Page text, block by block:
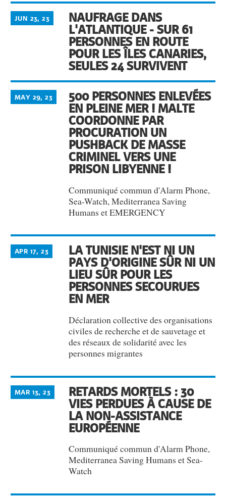
NAUFRAGE DANS
L'ATLANTIQUE - SUR 61
PERSONNES EN ROUTE
POUR LES ÎLES CANARIES,
SEULES 24 SURVIVENT
JUN 23, 23
500 PERSONNES ENLEVÉES
EN PLEINE MER ! MALTE
COORDONNE PAR
PROCURATION UN
PUSHBACK DE MASSE
CRIMINEL VERS UNE
PRISON LIBYENNE !
MAY 29, 23
Communiqué commun d'Alarm Phone,
Sea-Watch, Mediterranea Saving
Humans et EMERGENCY
LA TUNISIE N'EST NI UN
PAYS D'ORIGINE SÛR NI UN
LIEU SÛR POUR LES
PERSONNES SECOURUES
EN MER
APR 17, 23
Déclaration collective des organisations
civiles de recherche et de sauvetage et
des réseaux de solidarité avec les
personnes migrantes
RETARDS MORTELS : 30
VIES PERDUES À CAUSE DE
LA NON-ASSISTANCE
EUROPÉENNE
MAR 13, 23
Communiqué commun d'Alarm Phone,
Mediterranea Saving Humans et Sea-
Watch